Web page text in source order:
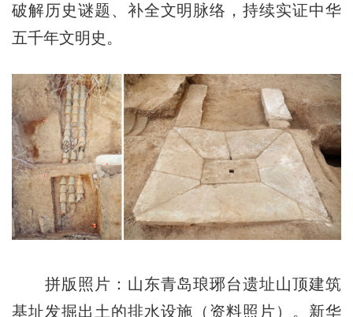
破解历史谜题、补全文明脉络，持续实证中华
五千年文明史。
拼版照片：山东青岛琅琊台遗址山顶建筑
基址发掘出土的排水设施（资料照片）。新华